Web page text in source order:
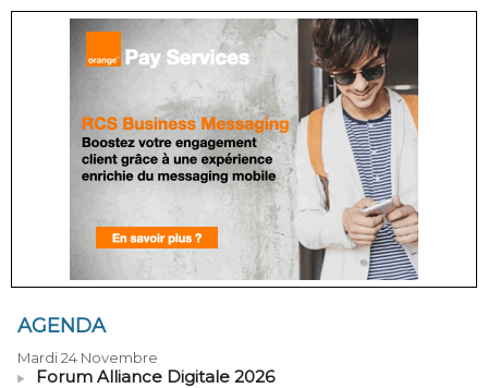
AGENDA
Mardi 24 Novembre
Forum Alliance Digitale 2026